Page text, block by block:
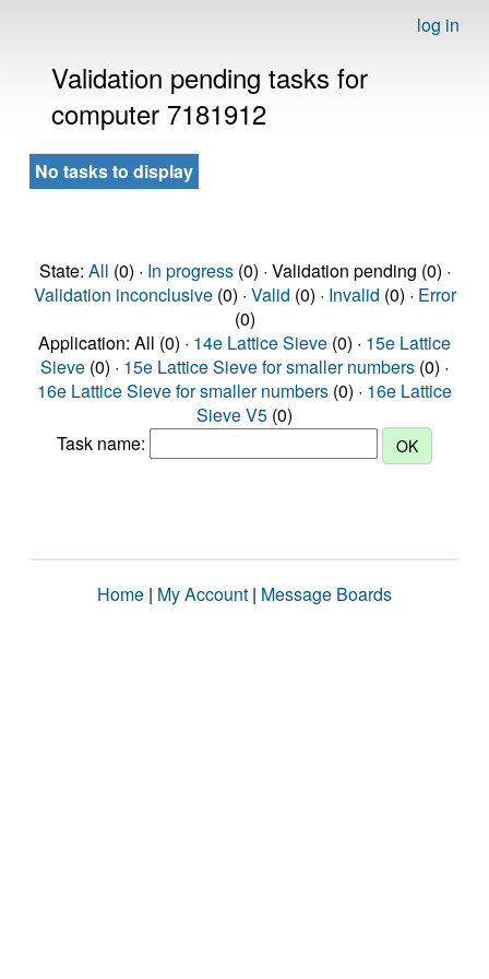
log in
Validation pending tasks for
computer 7181912
No tasks to display
State: All (0) · In progress(0) · Validation pending (0) ·
Validation inconclusive(0) · Valid (0) · Invalid (0) · Error
(0)
Application: All (0) · 14e Lattice Sieve (0) · 15e Lattice
Sieve (0) · 15e Lattice Sieve for smaller numbers (0) ·
16e Lattice Sieve for smaller numbers (0) · 16e Lattice
Sieve V5 (0)
Task name:
Home | My Account | Message Boards